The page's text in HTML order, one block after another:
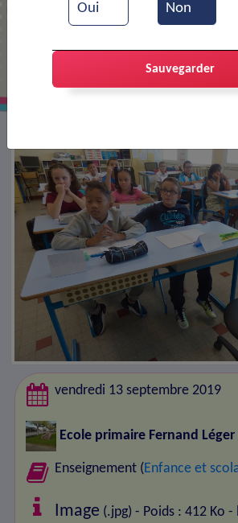
vendredi 13 septembre 2019
Ecole primaire Fernand Léger
Enseignement ( Enfance et
Image (.jpg) - Poids : 412 Ko -
Oui Non
Sauvegarder